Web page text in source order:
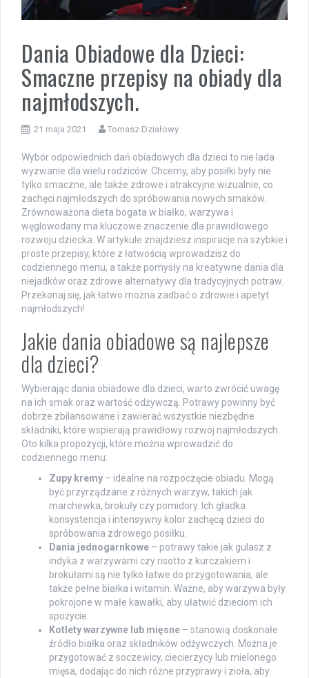
Dania Obiadowe dla Dzieci:
Smaczne przepisy na obiady dla
najmłodszych.
21 maja 2021 Tomasz Działowy
Wybór odpowiednich dań obiadowych dla dzieci to nie lada
wyzwanie dla wielu rodziców. Chcemy, aby posiłki były nie
tylko smaczne, ale także zdrowe i atrakcyjne wizualnie, co
zachęci najmłodszych do spróbowania nowych smaków.
Zrównoważona dieta bogata w białko, warzywa i
węglowodany ma kluczowe znaczenie dla prawidłowego
rozwoju dziecka. W artykule znajdziesz inspiracje na szybkie i
proste przepisy, które z łatwością wprowadzisz do
codziennego menu, a także pomysły na kreatywne dania dla
niejadków oraz zdrowe alternatywy dla tradycyjnych potraw.
Przekonaj się, jak łatwo można zadbać o zdrowie i apetyt
najmłodszych!
Jakie dania obiadowe są najlepsze
dla dzieci?
Wybierając dania obiadowe dla dzieci, warto zwrócić uwagę
na ich smak oraz wartość odżywczą. Potrawy powinny być
dobrze zbilansowane i zawierać wszystkie niezbędne
składniki, które wspierają prawidłowy rozwój najmłodszych.
Oto kilka propozycji, które można wprowadzić do
codziennego menu:
Zupy kremy – idealne na rozpoczęcie obiadu. Mogą
być przyrządzane z różnych warzyw, takich jak
marchewka, brokuły czy pomidory. Ich gładka
konsystencja i intensywny kolor zachęcą dzieci do
spróbowania zdrowego posiłku.
Dania jednogarnkowe – potrawy takie jak gulasz z
indyka z warzywami czy risotto z kurczakiem i
brokułami są nie tylko łatwe do przygotowania, ale
także pełne białka i witamin. Ważne, aby warzywa były
pokrojone w małe kawałki, aby ułatwić dzieciom ich
spożycie.
Kotlety warzywne lub mięsne – stanowią doskonałe
źródło białka oraz składników odżywczych. Można je
przygotować z soczewicy, ciecierzycy lub mielonego
mięsa, dodając do nich różne przyprawy i zioła, aby